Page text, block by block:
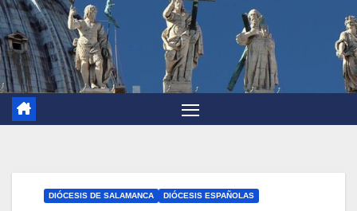
DIÓCESIS DE SALAMANCA DIÓCESIS ESPAÑOLAS